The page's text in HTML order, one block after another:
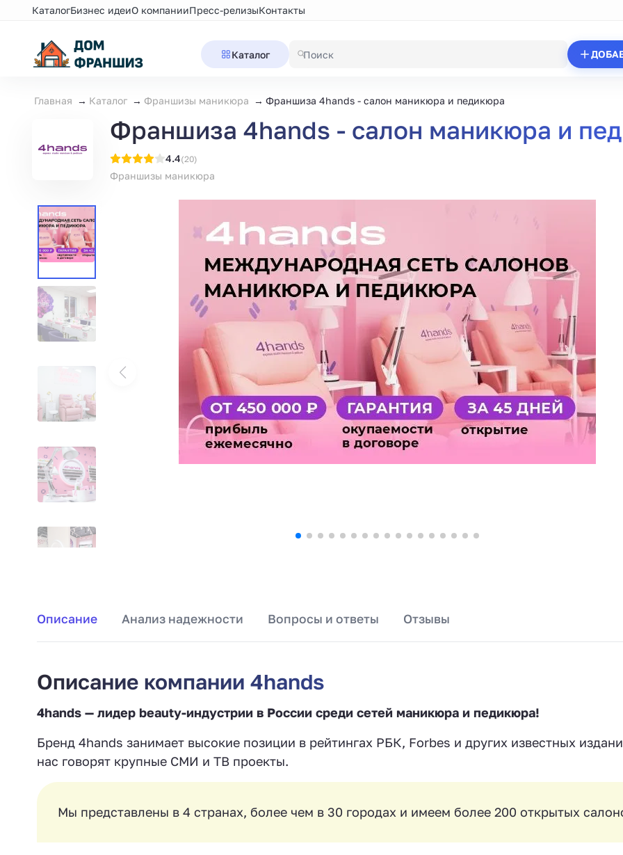
КаталогБизнес идеиО компанииПресс-релизыКонтакты
Каталог
Главная Каталог Франшизы маникюра Франшиза 4hands - салон маникюра и педикюра
Франшиза 4hands - салон маникюра и
4.4(20)
Франшизы маникюра
Описание Анализ надежности Вопросы и ответы Отзывы
Описание компании 4hands
4hands — лидер beauty-индустрии в России среди сетей маникюра и педикюра!
Бренд 4hands занимает высокие позиции в рейтингах РБК, Forbes и других известных
нас говорят крупные СМИ и ТВ проекты.
Мы представлены в 4 странах, более чем в 30 городах и имеем более 200 открытых